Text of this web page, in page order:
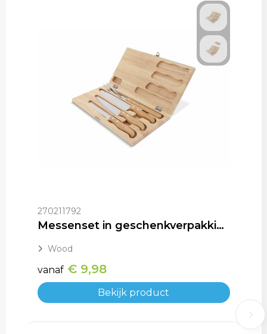
270211792
Messenset in geschenkverpakking
Wood
vanaf € 9,98
Bekijk product